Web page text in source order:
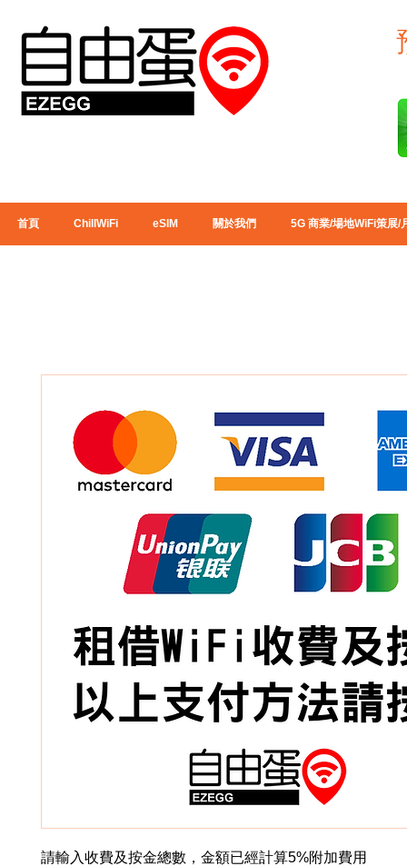
首頁 ChillWiFi eSIM 關於我們 5G 商業/場地WiFi策展/
請輸入收費及按金總數，金額已經計算5%附加費用